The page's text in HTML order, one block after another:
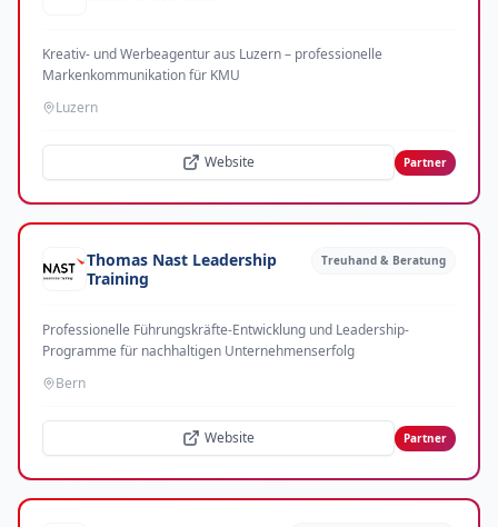
Kreativ- und Werbeagentur aus Luzern – professionelle
Markenkommunikation für KMU
Luzern
Website Partner
Thomas Nast Leadership
Training
Treuhand & Beratung
Professionelle Führungskräfte-Entwicklung und Leadership-
Programme für nachhaltigen Unternehmenserfolg
Bern
Website Partner